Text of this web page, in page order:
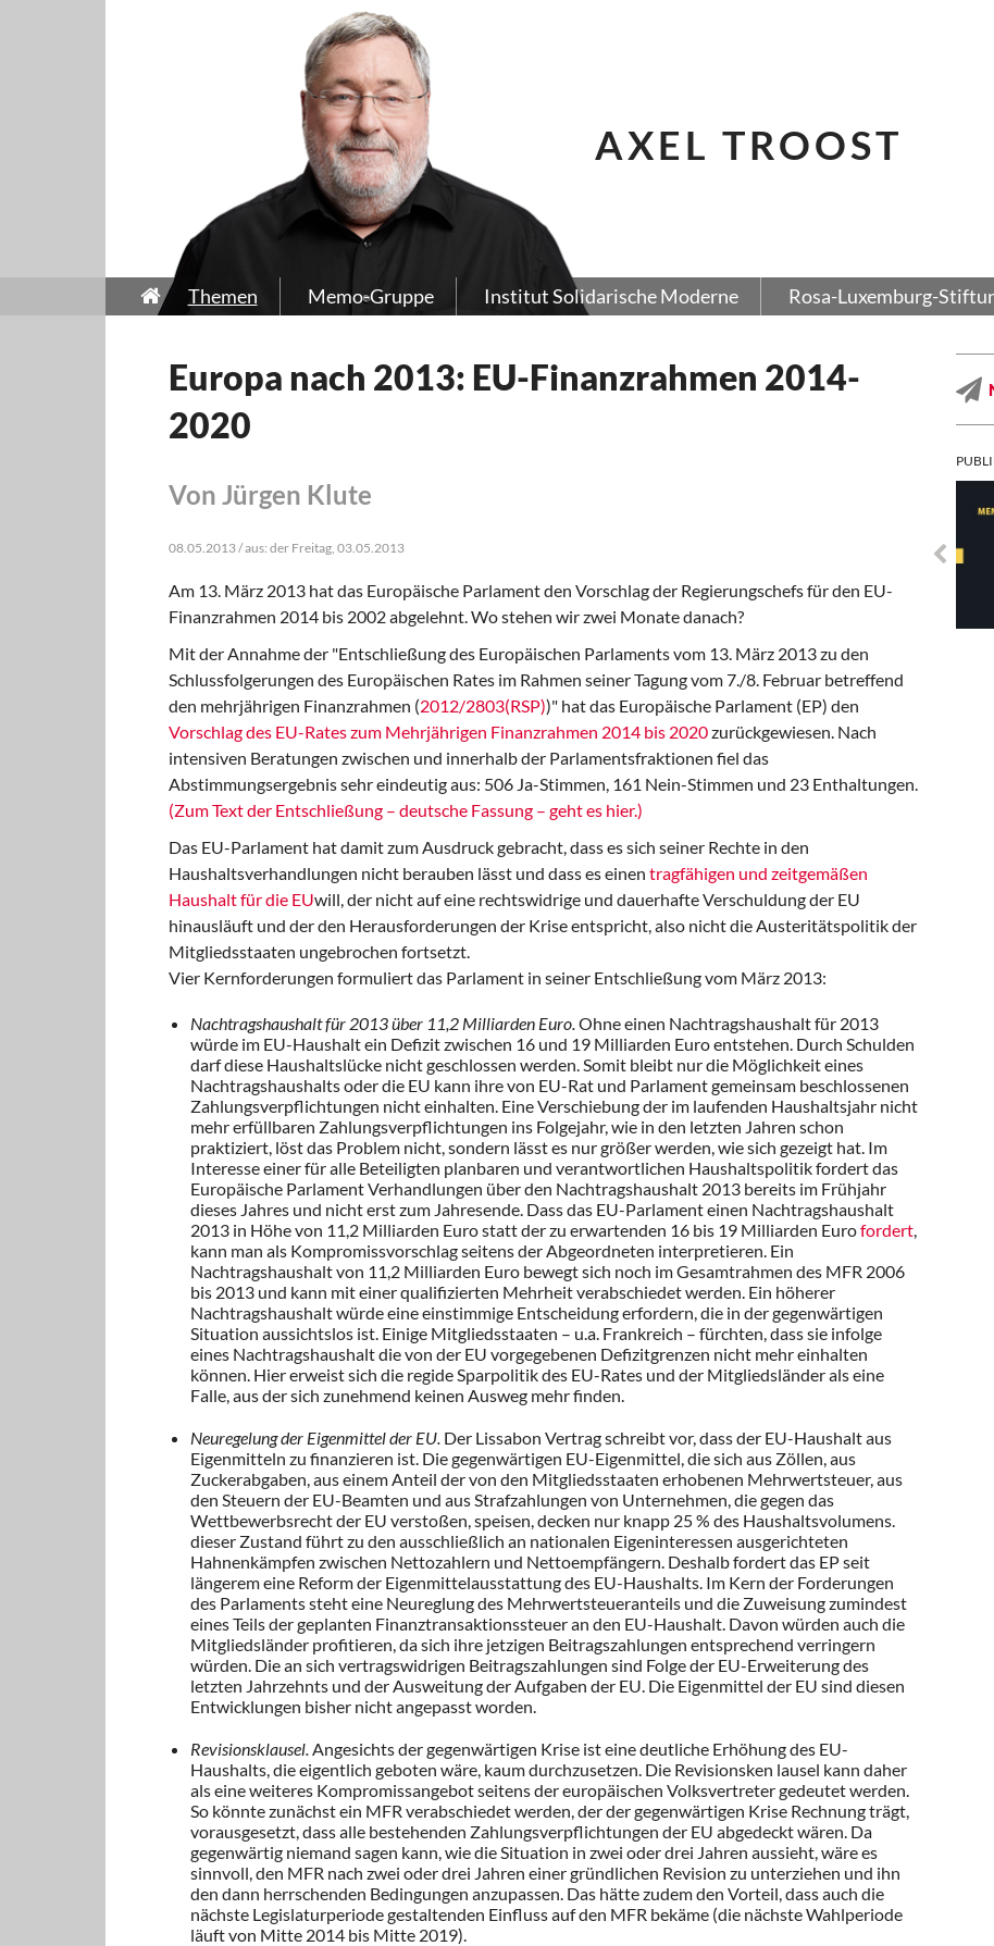
AXEL TROOST
Themen Memo-Gruppe Institut Solidarische Moderne Rosa-Luxemburg-
Europa nach 2013: EU-Finanzrahmen 2014-
2020
Von Jürgen Klute
08.05.2013 / aus: der Freitag, 03.05.2013
Am 13. März 2013 hat das Europäische Parlament den Vorschlag der Regierungschefs für den EU-
Finanzrahmen 2014 bis 2002 abgelehnt. Wo stehen wir zwei Monate danach?
Mit der Annahme der "Entschließung des Europäischen Parlaments vom 13. März 2013 zu den
Schlussfolgerungen des Europäischen Rates im Rahmen seiner Tagung vom 7./8. Februar betreffend
den mehrjährigen Finanzrahmen (2012/2803(RSP))" hat das Europäische Parlament (EP) den
Vorschlag des EU-Rates zum Mehrjährigen Finanzrahmen 2014 bis 2020zurückgewiesen. Nach
intensiven Beratungen zwischen und innerhalb der Parlamentsfraktionen fiel das
Abstimmungsergebnis sehr eindeutig aus: 506 Ja-Stimmen, 161 Nein-Stimmen und 23 Enthaltungen.
(Zum Text der Entschließung – deutsche Fassung – geht es hier.)
Das EU-Parlament hat damit zum Ausdruck gebracht, dass es sich seiner Rechte in den
Haushaltsverhandlungen nicht berauben lässt und dass es einen tragfähigen und zeitgemäßen
Haushalt für die EUwill, der nicht auf eine rechtswidrige und dauerhafte Verschuldung der EU
hinausläuft und der den Herausforderungen der Krise entspricht, also nicht die Austeritätspolitik der
Mitgliedsstaaten ungebrochen fortsetzt.
Vier Kernforderungen formuliert das Parlament in seiner Entschließung vom März 2013:
Nachtragshaushalt für 2013 über 11,2 Milliarden Euro.Ohne einen Nachtragshaushalt für 2013
würde im EU-Haushalt ein Defizit zwischen 16 und 19 Milliarden Euro entstehen. Durch Schulden
darf diese Haushaltslücke nicht geschlossen werden. Somit bleibt nur die Möglichkeit eines
Nachtragshaushalts oder die EU kann ihre von EU-Rat und Parlament gemeinsam beschlossenen
Zahlungsverpflichtungen nicht einhalten. Eine Verschiebung der im laufenden Haushaltsjahr nicht
mehr erfüllbaren Zahlungsverpflichtungen ins Folgejahr, wie in den letzten Jahren schon
praktiziert, löst das Problem nicht, sondern lässt es nur größer werden, wie sich gezeigt hat. Im
Interesse einer für alle Beteiligten planbaren und verantwortlichen Haushaltspolitik fordert das
Europäische Parlament Verhandlungen über den Nachtragshaushalt 2013 bereits im Frühjahr
dieses Jahres und nicht erst zum Jahresende. Dass das EU-Parlament einen Nachtragshaushalt
2013 in Höhe von 11,2 Milliarden Euro statt der zu erwartenden 16 bis 19 Milliarden Eurofordert,
kann man als Kompromissvorschlag seitens der Abgeordneten interpretieren. Ein
Nachtragshaushalt von 11,2 Milliarden Euro bewegt sich noch im Gesamtrahmen des MFR 2006
bis 2013 und kann mit einer qualifizierten Mehrheit verabschiedet werden. Ein höherer
Nachtragshaushalt würde eine einstimmige Entscheidung erfordern, die in der gegenwärtigen
Situation aussichtslos ist. Einige Mitgliedsstaaten – u.a. Frankreich – fürchten, dass sie infolge
eines Nachtragshaushalt die von der EU vorgegebenen Defizitgrenzen nicht mehr einhalten
können. Hier erweist sich die regide Sparpolitik des EU-Rates und der Mitgliedsländer als eine
Falle, aus der sich zunehmend keinen Ausweg mehr finden.
Neuregelung der Eigenmittel der EU.Der Lissabon Vertrag schreibt vor, dass der EU-Haushalt aus
Eigenmitteln zu finanzieren ist. Die gegenwärtigen EU-Eigenmittel, die sich aus Zöllen, aus
Zuckerabgaben, aus einem Anteil der von den Mitgliedsstaaten erhobenen Mehrwertsteuer, aus
den Steuern der EU-Beamten und aus Strafzahlungen von Unternehmen, die gegen das
Wettbewerbsrecht der EU verstoßen, speisen, decken nur knapp 25 % des Haushaltsvolumens.
dieser Zustand führt zu den ausschließlich an nationalen Eigeninteressen ausgerichteten
Hahnenkämpfen zwischen Nettozahlern und Nettoempfängern. Deshalb fordert das EP seit
längerem eine Reform der Eigenmittelausstattung des EU-Haushalts. Im Kern der Forderungen
des Parlaments steht eine Neureglung des Mehrwertsteueranteils und die Zuweisung zumindest
eines Teils der geplanten Finanztransaktionssteuer an den EU-Haushalt. Davon würden auch die
Mitgliedsländer profitieren, da sich ihre jetzigen Beitragszahlungen entsprechend verringern
würden. Die an sich vertragswidrigen Beitragszahlungen sind Folge der EU-Erweiterung des
letzten Jahrzehnts und der Ausweitung der Aufgaben der EU. Die Eigenmittel der EU sind diesen
Entwicklungen bisher nicht angepasst worden.
Revisionsklausel.Angesichts der gegenwärtigen Krise ist eine deutliche Erhöhung des EU-
Haushalts, die eigentlich geboten wäre, kaum durchzusetzen. Die Revisionsken lausel kann daher
als eine weiteres Kompromissangebot seitens der europäischen Volksvertreter gedeutet werden.
So könnte zunächst ein MFR verabschiedet werden, der der gegenwärtigen Krise Rechnung trägt,
vorausgesetzt, dass alle bestehenden Zahlungsverpflichtungen der EU abgedeckt wären. Da
gegenwärtig niemand sagen kann, wie die Situation in zwei oder drei Jahren aussieht, wäre es
sinnvoll, den MFR nach zwei oder drei Jahren einer gründlichen Revision zu unterziehen und ihn
den dann herrschenden Bedingungen anzupassen. Das hätte zudem den Vorteil, dass auch die
nächste Legislaturperiode gestaltenden Einfluss auf den MFR bekäme (die nächste Wahlperiode
läuft von Mitte 2014 bis Mitte 2019).